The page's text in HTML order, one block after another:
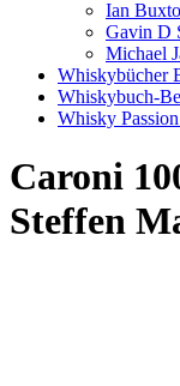
Ian
Gavin D
Michael
Whiskybücher
Whiskybuch-
Whisky
Caroni
Steffen